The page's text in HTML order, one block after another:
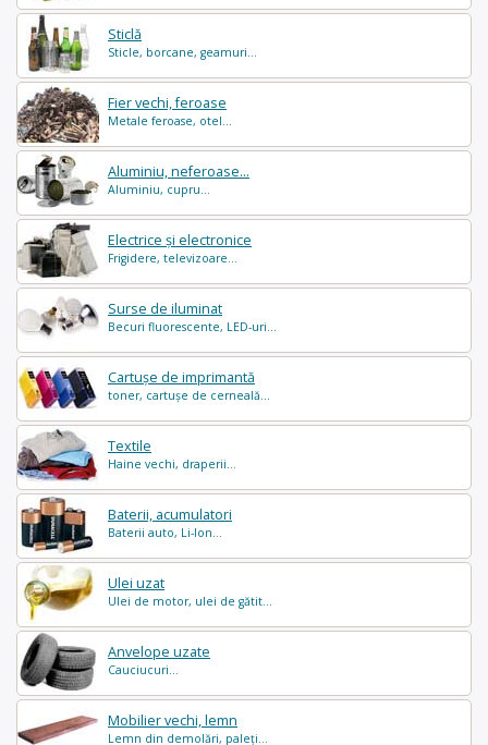
Sticlă
Sticle, borcane, geamuri...
Fier vechi, feroase
Metale feroase, otel...
Aluminiu, neferoase...
Aluminiu, cupru...
Electrice și electronice
Frigidere, televizoare...
Surse de iluminat
Becuri fluorescente, LED-uri...
Cartușe de imprimantă
toner, cartușe de cerneală...
Textile
Haine vechi, draperii...
Baterii, acumulatori
Baterii auto, Li-Ion...
Ulei uzat
Ulei de motor, ulei de gătit...
Anvelope uzate
Cauciucuri...
Mobilier vechi, lemn
Lemn din demolări, paleți...